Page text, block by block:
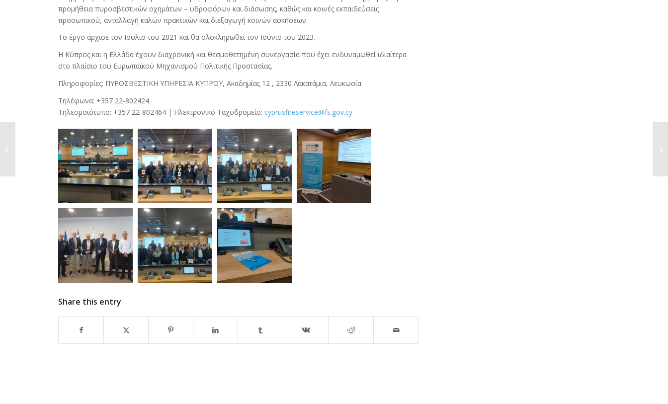
προμήθεια πυροσβεστικών οχημάτων – υδροφόρων και διάσωσης, καθώς και κοινές εκπαιδεύσεις
προσωπικού, ανταλλαγή καλών πρακτικών και διεξαγωγή κοινών ασκήσεων.
Το έργο άρχισε τον Ιούλιο του 2021 και θα ολοκληρωθεί τον Ιούνιο του 2023.
Η Κύπρος και η Ελλάδα έχουν διαχρονική και θεσμοθετημένη συνεργασία που έχει ενδυναμωθεί ιδιαίτερα
στο πλαίσιο του Ευρωπαϊκού Μηχανισμού Πολιτικής Προστασίας.
Πληροφορίες: ΠΥΡΟΣΒΕΣΤΙΚΗ ΥΠΗΡΕΣΙΑ ΚΥΠΡΟΥ, Ακαδημίας 12 , 2330 Λακατάμια, Λευκωσία
Τηλέφωνα: +357 22-802424
Τηλεομοιότυπο: +357 22-802464 | Ηλεκτρονικό Ταχυδρομείο:cyprusfireservice@fs.gov.cy
Share this entry
ΠΡΟΣΚΛΗΣΗ ΣΕ
ΔΗΜΟΣΙΟΓΡΑΦΙΚΗ